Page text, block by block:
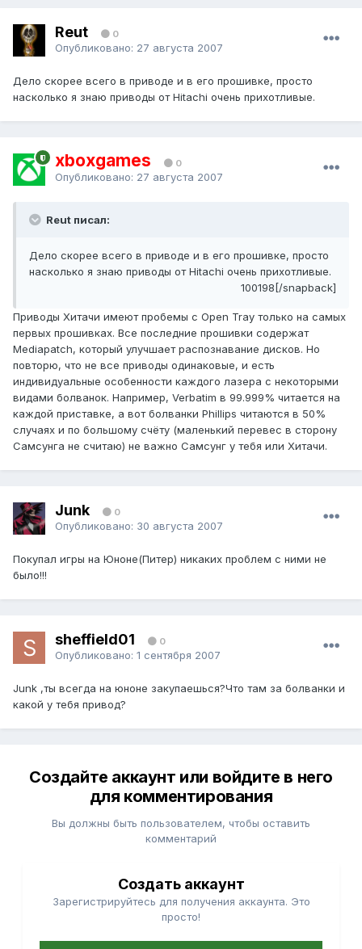
Reut 0
Опубликовано: 27 августа 2007
Дело скорее всего в приводе и в его прошивке, просто
насколько я знаю приводы от Hitachi очень прихотливые.
xboxgames 0
Опубликовано: 27 августа 2007
Reut писал:
Дело скорее всего в приводе и в его прошивке, просто
насколько я знаю приводы от Hitachi очень прихотливые.
100198[/snapback]
Приводы Хитачи имеют пробемы с Open Tray только на самых
первых прошивках. Все последние прошивки содержат
Mediapatch, который улучшает распознавание дисков. Но
повторю, что не все приводы одинаковые, и есть
индивидуальные особенности каждого лазера с некоторыми
видами болванок. Например, Verbatim в 99.999% читается на
каждой приставке, а вот болванки Phillips читаются в 50%
случаях и по большому счёту (маленький перевес в сторону
Самсунга не считаю) не важно Самсунг у тебя или Хитачи.
Junk 0
Опубликовано: 30 августа 2007
Покупал игры на Юноне(Питер) никаких проблем с ними не
было!!!
sheffield01 0
Опубликовано: 1 сентября 2007
Junk ,ты всегда на юноне закупаешься?Что там за болванки и
какой у тебя привод?
Создайте аккаунт или войдите в него
для комментирования
Вы должны быть пользователем, чтобы оставить
комментарий
Создать аккаунт
Зарегистрируйтесь для получения аккаунта. Это
просто!